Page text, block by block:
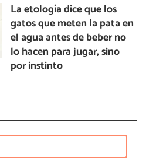
La etología dice que los
gatos que meten la pata en
el agua antes de beber no
lo hacen para jugar, sino
por instinto